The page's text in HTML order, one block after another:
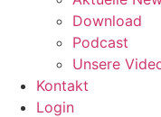
Download
Podcast
Unsere
Kontakt
Login